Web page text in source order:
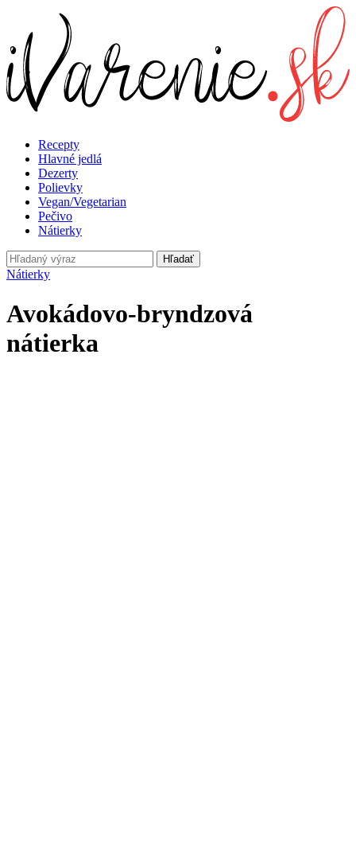
Recepty
Hlavné jedlá
Dezerty
Polievky
Vegan/Vegetarian
Pečivo
Nátierky
Hľadať
Nátierky
Avokádovo-bryndzová
nátierka